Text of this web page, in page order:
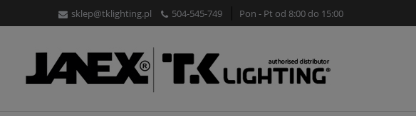
sklep@tklighting.pl 504-545-749 Pon - Pt od 8:00 do 15:00